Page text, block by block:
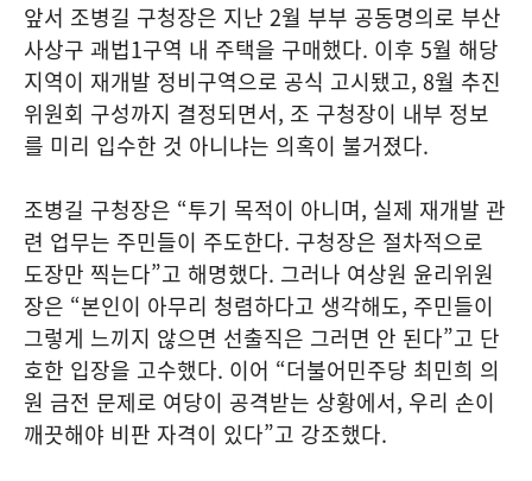
앞서 조병길 구청장은 지난 2월 부부 공동명의로 부산
사상구 괘법1구역 내 주택을 구매했다. 이후 5월 해당
지역이 재개발 정비구역으로 공식 고시됐고, 8월 추진
위원회 구성까지 결정되면서, 조 구청장이 내부 정보
를 미리 입수한 것 아니냐는 의혹이 불거졌다.
조병길 구청장은 “투기 목적이 아니며, 실제 재개발 관
련 업무는 주민들이 주도한다. 구청장은 절차적으로
도장만 찍는다”고 해명했다. 그러나 여상원 윤리위원
장은 “본인이 아무리 청렴하다고 생각해도, 주민들이
그렇게 느끼지 않으면 선출직은 그러면 안 된다”고 단
호한 입장을 고수했다. 이어 “더불어민주당 최민희 의
원 금전 문제로 여당이 공격받는 상황에서, 우리 손이
깨끗해야 비판 자격이 있다”고 강조했다.